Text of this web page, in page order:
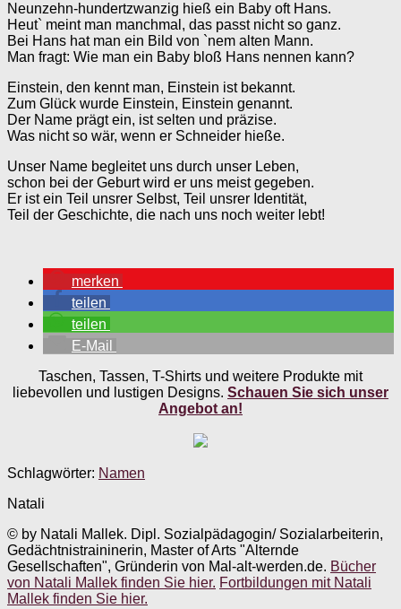
Neunzehn-hundertzwanzig hieß ein Baby oft Hans.
Heut` meint man manchmal, das passt nicht so ganz.
Bei Hans hat man ein Bild von `nem alten Mann.
Man fragt: Wie man ein Baby bloß Hans nennen kann?
Einstein, den kennt man, Einstein ist bekannt.
Zum Glück wurde Einstein, Einstein genannt.
Der Name prägt ein, ist selten und präzise.
Was nicht so wär, wenn er Schneider hieße.
Unser Name begleitet uns durch unser Leben,
schon bei der Geburt wird er uns meist gegeben.
Er ist ein Teil unsrer Selbst, Teil unsrer Identität,
Teil der Geschichte, die nach uns noch weiter lebt!
merken
teilen
teilen
E-Mail
Taschen, Tassen, T-Shirts und weitere Produkte mit
liebevollen und lustigen Designs. Schauen Sie sich unser
Angebot an!
Schlagwörter: Namen
Natali
© by Natali Mallek. Dipl. Sozialpädagogin/ Sozialarbeiterin,
Gedächtnistraininerin, Master of Arts "Alternde
Gesellschaften", Gründerin von Mal-alt-werden.de. Bücher
von Natali Mallek finden Sie hier. Fortbildungen mit Natali
Mallek finden Sie hier.